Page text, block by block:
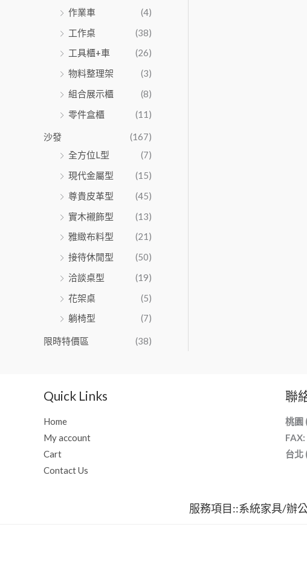
作業車
(4)
工作桌
(38)
工具櫃+車
(26)
物料整理架
(3)
組合展示櫃
(8)
零件盒櫃
(11)
沙發
(167)
全方位L型
(7)
現代金屬型
(15)
尊貴皮革型
(45)
實木襯飾型
(13)
雅緻布料型
(21)
接待休閒型
(50)
洽談桌型
(19)
花架桌
(5)
躺椅型
(7)
限時特價區 (38)
Quick Links
Home
My account
Cart
Contact Us
聯
桃園
台北
服務項目::系統家具/辦